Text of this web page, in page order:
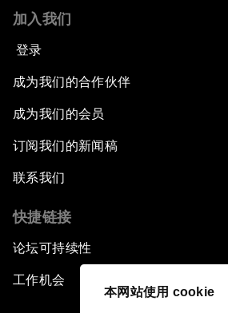
本网站使用 cookie
加入我们
登录
成为我们的合作伙伴
成为我们的会员
订阅我们的新闻稿
联系我们
快捷链接
论坛可持续性
工作机会